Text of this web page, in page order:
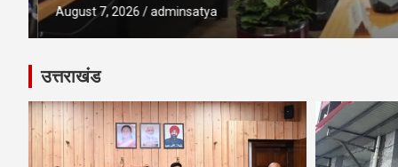
August 7, 2026 adminsatya
उत्तराखंड